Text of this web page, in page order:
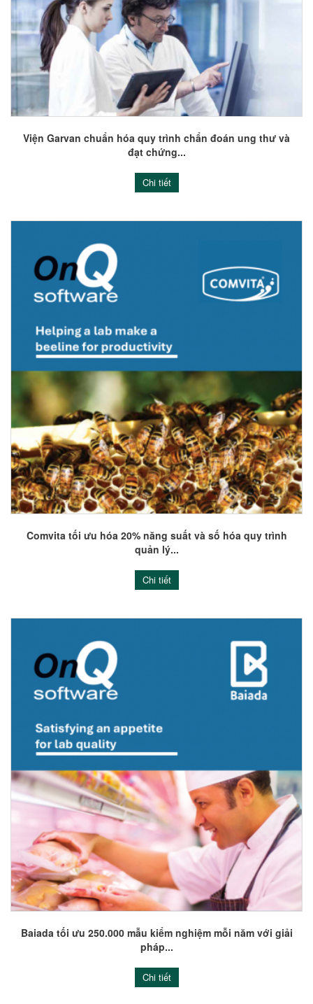
Viện Garvan chuẩn hóa quy trình chẩn đoán ung thư và
đạt chứng...
Chi tiết
Comvita tối ưu hóa 20% năng suất và số hóa quy trình
quản lý...
Chi tiết
Baiada tối ưu 250.000 mẫu kiểm nghiệm mỗi năm với giải
pháp...
Chi tiết